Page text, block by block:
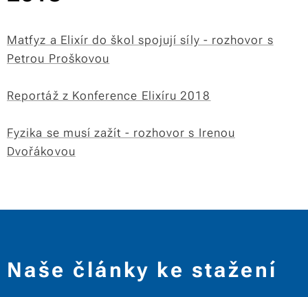
Matfyz a Elixír do škol spojují síly - rozhovor s
Petrou Proškovou
Reportáž z Konference Elixíru 2018
Fyzika se musí zažít - rozhovor s Irenou
Dvořákovou
Naše články ke stažení